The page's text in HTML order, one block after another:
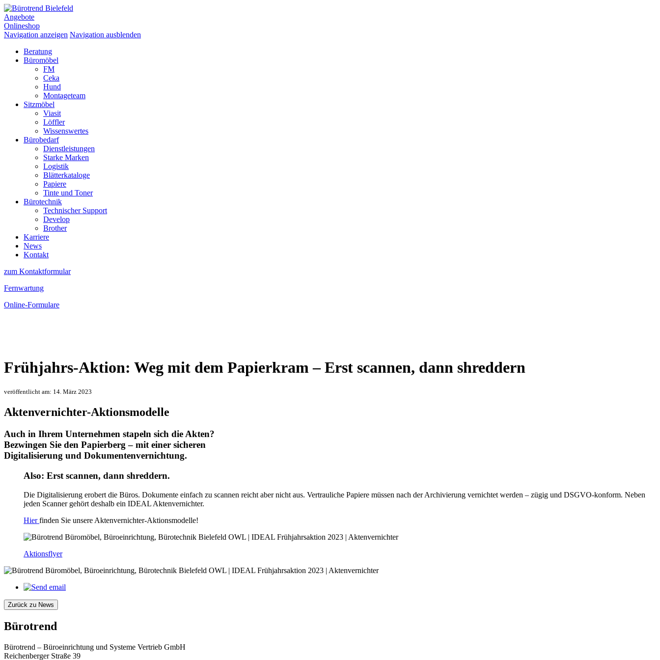
Angebote
Onlineshop
Navigation anzeigen Navigation ausblenden
Beratung
Büromöbel
FM
Ceka
Hund
Montageteam
Sitzmöbel
Viasit
Löffler
Wissenswertes
Bürobedarf
Dienstleistungen
Starke Marken
Logistik
Blätterkataloge
Papiere
Tinte und Toner
Bürotechnik
Technischer Support
Develop
Brother
Karriere
News
Kontakt
zum Kontaktformular
Fernwartung
Online-Formulare
Frühjahrs-Aktion: Weg mit dem Papierkram – Erst scannen, dann shreddern
veröffentlicht am: 14. März 2023
Aktenvernichter-Aktionsmodelle
Auch in Ihrem Unternehmen stapeln sich die Akten?
Bezwingen Sie den Papierberg – mit einer sicheren
Digitalisierung und Dokumentenvernichtung.
Also: Erst scannen, dann shreddern.
Die Digitalisierung erobert die Büros. Dokumente einfach zu scannen reicht aber nicht aus. Vertrauliche Papiere müssen nach der Archivierung vernichtet werden – zügig und DSGVO-konform. Neben
jeden Scanner gehört deshalb ein IDEAL Aktenvernichter.
Hierfinden Sie unsere Aktenvernichter-Aktionsmodelle!
Aktionsflyer
Zurück zu News
Bürotrend
Bürotrend – Büroeinrichtung und Systeme Vertrieb GmbH
Reichenberger Straße 39